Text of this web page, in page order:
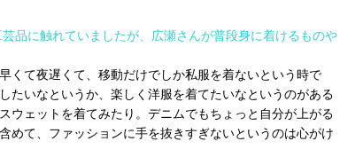
品に触れていましたが、広瀬さんが普段身に着けるものや
くて夜遅くて、移動だけでしか私服を着ないという時で
たいなというか、楽しく洋服を着てたいなというのがある
ウェットを着てみたり。デニムでもちょっと自分が上がる
めて、ファッションに手を抜きすぎないというのは心がけ